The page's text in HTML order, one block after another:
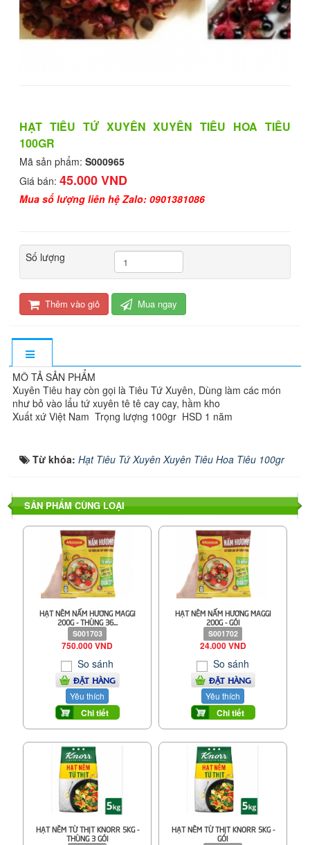
HẠT TIÊU TỨ XUYÊN XUYÊN TIÊU HOA TIÊU
100GR
Mã sản phẩm: S000965
Giá bán: 45.000 VND
Mua số lượng liên hệ Zalo: 0901381086
Số lượng
Thêm vào giỏ Mua ngay
MÔ TẢ SẢN PHẨM
Xuyên Tiêu hay còn gọi là Tiêu Tứ Xuyên, Dùng làm các món
như bỏ vào lẩu tứ xuyên tê tê cay cay, hầm kho
Xuất xứ Việt Nam Trọng lượng 100gr HSD 1 năm
Từ khóa: Hạt Tiêu Tứ Xuyên Xuyên Tiêu Hoa Tiêu 100gr
SẢN PHẨM CÙNG LOẠI
HẠT NÊM NẤM HƯƠNG MAGGI
200G - THÙNG 36...
S001703
750.000 VND
So sánh
ĐẶT HÀNG
Yêu thích
Chi tiết
HẠT NÊM NẤM HƯƠNG MAGGI
200G - GÓI
S001702
24.000 VND
So sánh
ĐẶT HÀNG
Yêu thích
Chi tiết
HẠT NÊM TỪ THỊT KNORR 5KG -
THÙNG 3 GÓI
HẠT NÊM TỪ THỊT KNORR 5KG -
GÓI